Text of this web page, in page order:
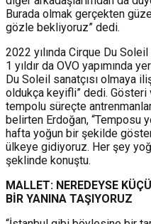
Burada olmak gerçekten
gözle bekliyoruz” dedi.
2022 yılında Cirque Du
1 yıldır da OVO yapımında
Du Soleil sanatçısı olmaya
oldukça keyifli” dedi.
tempolu süreçte
belirten Erdoğan, “Temposu
hafta yoğun bir şekilde
ülkeye gidiyoruz. Her şey
şeklinde konuştu.
MALLET: NEREDEYSE
BİR YANINA TAŞIYORUZ